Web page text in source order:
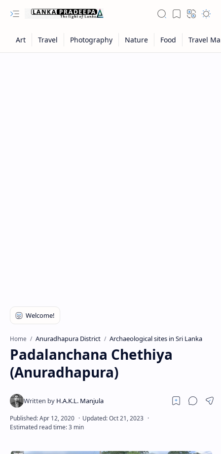
Home Anuradhapura District Archaeological sites in Sri Lanka
Padalanchana Chethiya
(Anuradhapura)